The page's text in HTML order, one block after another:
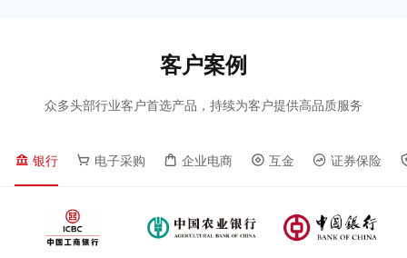
客户案例
众多头部行业客户首选产品，持续为客户提供高品质服务
银行 电子采购 企业电商 互金 证券保险